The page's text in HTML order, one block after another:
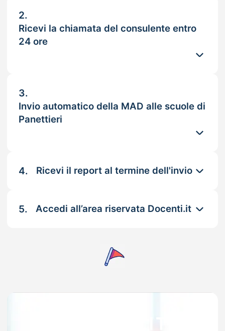
2.
Ricevi la chiamata del consulente entro
24 ore
3.
Invio automatico della MAD alle scuole di
Panettieri
4. Ricevi il report al termine dell'invio
5. Accedi all’area riservata Docenti.it